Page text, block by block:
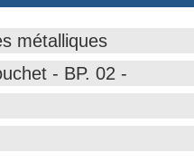
métalliques
- BP. 02 -